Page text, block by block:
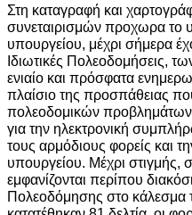
Στη καταγραφή και
συνεταιρισμών προχωρα το
υπουργείου, μέχρι σήμερα
Ιδιωτικές Πολεοδομήσεις,
ενιαίο και πρόσφατα
πλαίσιο της προσπάθειας
πολεοδομικών
για την ηλεκτρονική
τους αρμόδιους φορείς και
υπουργείου. Μέχρι
εμφανίζονται περίπου
Πολεοδόμησης στο κάλεσμα